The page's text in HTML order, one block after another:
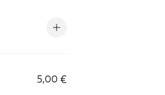
5,00 €